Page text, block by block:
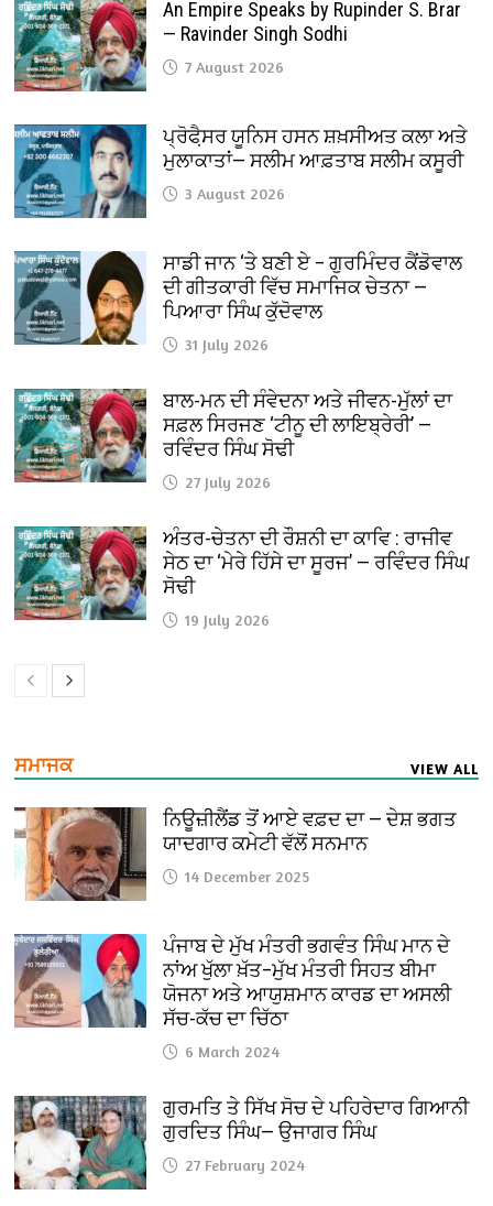
An Empire Speaks by Rupinder S. Brar
— Ravinder Singh Sodhi
7 August 2026
ਪ੍ਰੋਫੈ਼ਸਰ ਯੂਨਿਸ ਹਸਨ ਸ਼ਖ਼ਸੀਅਤ ਕਲਾ ਅਤੇ
ਮੁਲਾਕਾਤਾਂ— ਸਲੀਮ ਆਫ਼ਤਾਬ ਸਲੀਮ ਕਸੂਰੀ
3 August 2026
ਸਾਡੀ ਜਾਨ ‘ਤੇ ਬਣੀ ਏ – ਗੁਰਮਿੰਦਰ ਕੈਂਡੋਵਾਲ
ਦੀ ਗੀਤਕਾਰੀ ਵਿੱਚ ਸਮਾਜਿਕ ਚੇਤਨਾ —
ਪਿਆਰਾ ਸਿੰਘ ਕੁੱਦੋਵਾਲ
31 July 2026
ਬਾਲ-ਮਨ ਦੀ ਸੰਵੇਦਨਾ ਅਤੇ ਜੀਵਨ-ਮੁੱਲਾਂ ਦਾ
ਸਫ਼ਲ ਸਿਰਜਣ ‘ਟੀਨੂ ਦੀ ਲਾਇਬ੍ਰੇਰੀ’ —
ਰਵਿੰਦਰ ਸਿੰਘ ਸੋਢੀ
27 July 2026
ਅੰਤਰ-ਚੇਤਨਾ ਦੀ ਰੌਸ਼ਨੀ ਦਾ ਕਾਵਿ : ਰਾਜੀਵ
ਸੇਠ ਦਾ ‘ਮੇਰੇ ਹਿੱਸੇ ਦਾ ਸੂਰਜ’ — ਰਵਿੰਦਰ ਸਿੰਘ
ਸੋਢੀ
19 July 2026
ਸਮਾਜਕ VIEW ALL
ਨਿਊਜ਼ੀਲੈਂਡ ਤੋਂ ਆਏ ਵਫ਼ਦ ਦਾ — ਦੇਸ਼ ਭਗਤ
ਯਾਦਗਾਰ ਕਮੇਟੀ ਵੱਲੋਂ ਸਨਮਾਨ
14 December 2025
ਪੰਜਾਬ ਦੇ ਮੁੱਖ ਮੰਤਰੀ ਭਗਵੰਤ ਸਿੰਘ ਮਾਨ ਦੇ
ਨਾਂਅ ਖੁੱਲਾ ਖ਼ੱਤ–ਮੁੱਖ ਮੰਤਰੀ ਸਿਹਤ ਬੀਮਾ
ਯੋਜਨਾ ਅਤੇ ਆਯੁਸ਼ਮਾਨ ਕਾਰਡ ਦਾ ਅਸਲੀ
ਸੱਚ-ਕੱਚ ਦਾ ਚਿੱਠਾ
6 March 2024
ਗੁਰਮਤਿ ਤੇ ਸਿੱਖ ਸੋਚ ਦੇ ਪਹਿਰੇਦਾਰ ਗਿਆਨੀ
ਗੁਰਦਿਤ ਸਿੰਘ— ਉਜਾਗਰ ਸਿੰਘ
27 February 2024